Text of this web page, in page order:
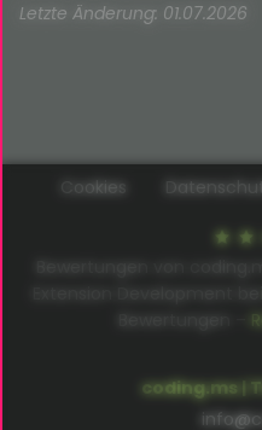
Letzte Änderung: 01.07.2026
coding.ms |
Cookies
Bewertungen von
Bewertungen –